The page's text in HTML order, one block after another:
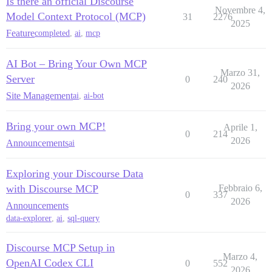
Model Context Protocol (MCP)
Featurecompleted, ai, mcp
31 2276
Novembre 4,
2025
AI Bot – Bring Your Own MCP
Server
Site Managementai, ai-bot
0 240
Marzo 31,
2026
Bring your own MCP!
Announcementsai
0 214
Aprile 1,
2026
Exploring your Discourse Data
with Discourse MCP
Announcements
data-explorer ai sql-query
0 337
Febbraio 6,
2026
Discourse MCP Setup in
OpenAI Codex CLI
0 552
Marzo 4,
2026